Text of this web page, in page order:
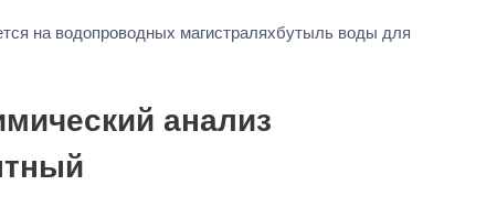
на водопроводных магистраляхбутыль воды для
анализ